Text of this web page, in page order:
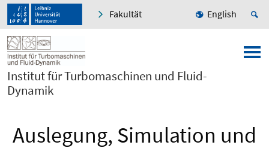
Fakultät English
Institut für Turbomaschinen und Fluid-
Dynamik
Auslegung, Simulation und